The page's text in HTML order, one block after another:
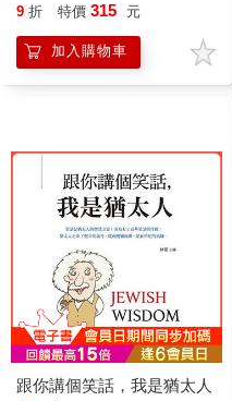
9 折 特價 315 元
加入購物車
跟你講個笑話，我是猶太人